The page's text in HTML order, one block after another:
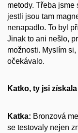
metody. Třeba
jestli jsou tam
nenapadlo. To byl
Jinak to ani nešlo,
možnosti. Myslím
očekávalo.
Katko, ty jsi
Katka: Bronzová
se testovaly nejen